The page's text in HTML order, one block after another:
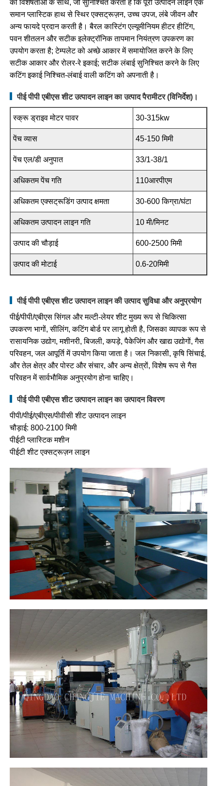
की विशेषताओं के साथ, जो सुनिश्चित करता है कि पूरी उत्पादन लाइन एक
समान प्लास्टिक हाथ से स्थिर एक्सट्रूज़न, उच्च उपज, लंबे जीवन और
अन्य फायदे प्रदान करती है। बैरल कास्टिंग एल्यूमीनियम हीटर हीटिंग,
पवन शीतलन और सटीक इलेक्ट्रॉनिक तापमान नियंत्रण उपकरण का
उपयोग करता है; टेम्पलेट को अच्छे आकार में समायोजित करने के लिए
सटीक आकार और रोलर-रे इकाई; सटीक लंबाई सुनिश्चित करने के लिए
कटिंग इकाई निश्चित-लंबाई वाली कटिंग को अपनाती है।
पीई पीपी एबीएस शीट उत्पादन लाइन का उत्पाद पैरामीटर (विनिर्देश)।
स्क्रू ड्राइव मोटर पावर 30-315kw
पेंच व्यास 45-150 मिमी
पेंच एल/डी अनुपात 33/1-38/1
अधिकतम पेंच गति 110आरपीएम
अधिकतम एक्सट्रूडिंग उत्पाद क्षमता 30-600 किग्रा/घंटा
अधिकतम उत्पादन लाइन गति 10 मी/मिनट
उत्पाद की चौड़ाई 600-2500 मिमी
उत्पाद की मोटाई 0.6-20मिमी
पीई पीपी एबीएस शीट उत्पादन लाइन की उत्पाद सुविधा और अनुप्रयोग
पीई/पीपी/एबीएस सिंगल और मल्टी-लेयर शीट मुख्य रूप से चिकित्सा
उपकरण भागों, सीलिंग, कटिंग बोर्ड पर लागू होती है, जिसका व्यापक रूप से
रासायनिक उद्योग, मशीनरी, बिजली, कपड़े, पैकेजिंग और खाद्य उद्योगों, गैस
परिवहन, जल आपूर्ति में उपयोग किया जाता है। जल निकासी, कृषि सिंचाई,
और तेल क्षेत्र और पोस्ट और संचार, और अन्य क्षेत्रों, विशेष रूप से गैस
परिवहन में सार्वभौमिक अनुप्रयोग होना चाहिए।
पीई पीपी एबीएस शीट उत्पादन लाइन का उत्पादन विवरण
पीपी/पीई/एबीएस/पीवीसी शीट उत्पादन लाइन
चौड़ाई: 800-2100 मिमी
पीईटी प्लास्टिक मशीन
पीईटी शीट एक्सट्रूज़न लाइन